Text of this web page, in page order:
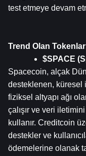
test etmeye devam
Trend Olan
$SPACE
Spacecoin, alçak
desteklenen, küresel
fiziksel altyapı ağı
çalışır ve veri
kullanır. Creditcoin
destekler ve
ödemelerine olanak